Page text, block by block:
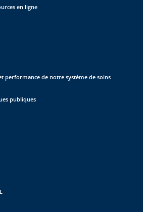
en ligne
performance de notre système de soins
publiques